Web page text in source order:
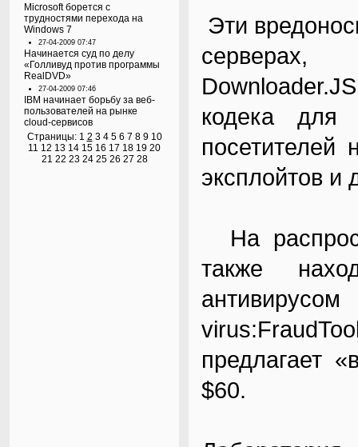
Microsoft борется с
трудностями перехода на
Windows 7
27-04-2009 07:47
Начинается суд по делу
«Голливуд против программы
RealDVD»
27-04-2009 07:46
IBM начинает борьбу за веб-
пользователей на рынке
cloud-сервисов
Страницы: 1 2 3 4 5 6 7 8 9 10
11 12 13 14 15 16 17 18 19 20
21 22 23 24 25 26 27 28
Эти
серверах,
кодека для
посетителей
эксплойтов и
На
также
предлагает
$60.